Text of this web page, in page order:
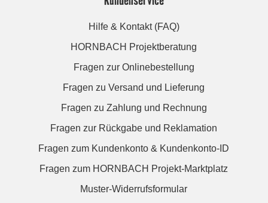
Hilfe & Kontakt (FAQ)
HORNBACH Projektberatung
Fragen zur Onlinebestellung
Fragen zu Versand und Lieferung
Fragen zu Zahlung und Rechnung
Fragen zur Rückgabe und Reklamation
Fragen zum Kundenkonto & Kundenkonto-ID
Fragen zum HORNBACH Projekt-Marktplatz
Muster-Widerrufsformular